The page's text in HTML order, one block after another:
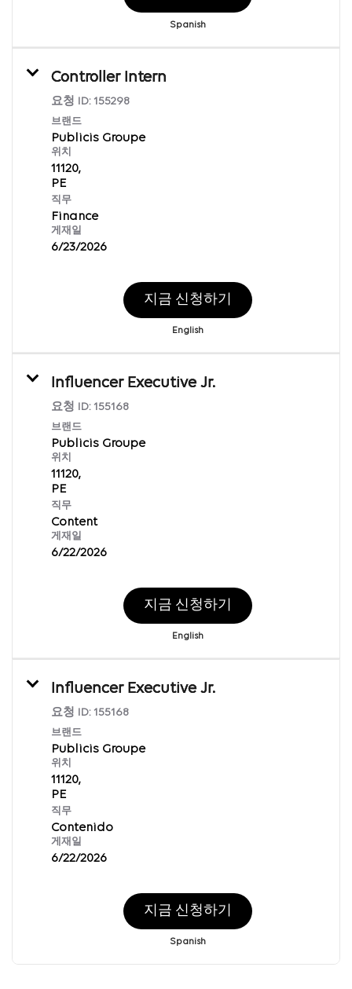
Spanish
Controller Intern
요청 ID: 155298
브랜드
Publicis Groupe
위치
11120,
직무
Finance
게재일
6/23/2026
지금 신청하기
English
Influencer Executive Jr.
요청 ID: 155168
브랜드
Publicis Groupe
위치
11120,
직무
Content
게재일
6/22/2026
지금 신청하기
English
Influencer Executive Jr.
요청 ID: 155168
브랜드
Publicis Groupe
위치
11120,
직무
Contenido
게재일
6/22/2026
지금 신청하기
Spanish